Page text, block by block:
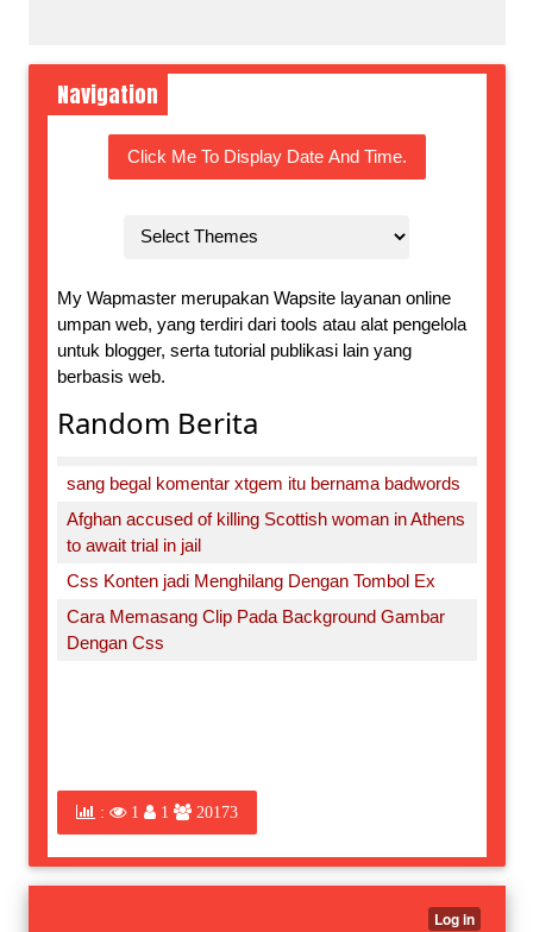
Navigation
Click Me To Display Date And Time.
My Wapmaster merupakan Wapsite layanan online
umpan web, yang terdiri dari tools atau alat pengelola
untuk blogger, serta tutorial publikasi lain yang
berbasis web.
Random Berita
sang begal komentar xtgem itu bernama badwords
Afghan accused of killing Scottish woman in Athens
to await trial in jail
Css Konten jadi Menghilang Dengan Tombol Ex
Cara Memasang Clip Pada Background Gambar
Dengan Css
: 1 1 20173